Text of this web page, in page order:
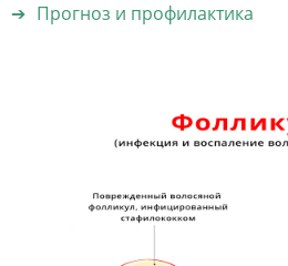
Прогноз и профилактика